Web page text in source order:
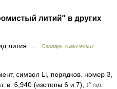
литий" в других
лития …
Cловарь химических
символ Li, порядков. номер 3,
в. 6,940 (изотопы 6 и 7), t° пл.